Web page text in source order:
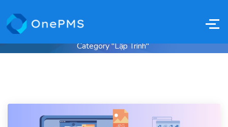
Home Blogs
Category "Lập Trình"